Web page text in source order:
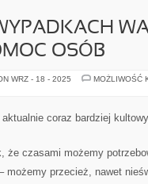
OSÓB
WRZ - 18 - 2025
MOŻLIWOŚĆ
coraz bardziej kultowy
że czasami możemy
możemy przecież, nawet